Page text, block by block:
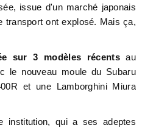
issue d'un marché japonais
transport ont explosé. Mais ça,
sur 3 modèles récentsau
le nouveau moule du Subaru
et une Lamborghini Miura
institution, qui a ses adeptes